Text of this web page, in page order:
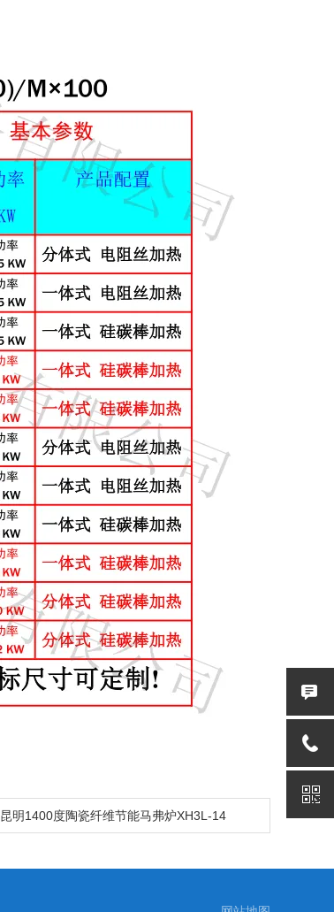
昆明1400度陶瓷纤维节能马弗炉XH3L-14